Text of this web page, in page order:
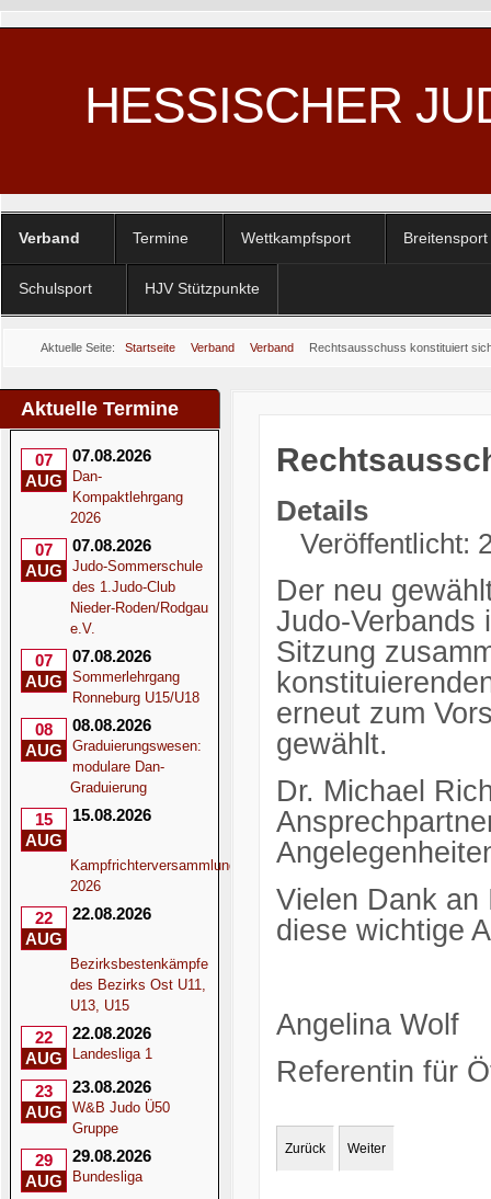
HESSISCHER
Verband Termine Wettkampfsport Breitensport
Schulsport HJV Stützpunkte
Aktuelle Seite: Startseite Verband Verband Rechtsausschuss konstituiert
Aktuelle Termine
07
AUG
07.08.2026
Dan-
Kompaktlehrgang
2026
07
AUG
07.08.2026
Judo-Sommerschule
des 1.Judo-Club
Nieder-Roden/Rodgau
e.V.
07
AUG
07.08.2026
Sommerlehrgang
Ronneburg U15/U18
08
AUG
08.08.2026
Graduierungswesen:
modulare Dan-
Graduierung
15
AUG
15.08.2026
Kampfrichterversammlung
2026
22
AUG
22.08.2026
Bezirksbestenkämpfe
des Bezirks Ost U11,
U13, U15
22
AUG
22.08.2026
Landesliga 1
23
AUG
23.08.2026
W&B Judo Ü50
Gruppe
29
AUG
29.08.2026
Bundesliga
Details
Veröffentlicht:
Der neu
Judo-Verbands
Sitzung
erneut zum
gewählt.
Dr. Michael
Vielen Dank an
diese wichtige
Angelina Wolf
Referentin für
Zurück Weiter